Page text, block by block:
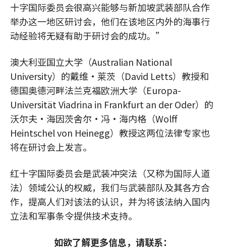
十字国际委员会很高兴能够与新加坡武装部队合作
举办这一地区研讨会，他们在该地区内外的海事行
动经验将无疑有助于研讨会的成功。”
澳大利亚国立大学（Australian National
University）的戴维•莱茨（David Letts）教授和
德国奥德河畔法兰克福欧洲大学（Europa-
Universität Viadrina in Frankfurt an der Oder）的
沃尔夫•海因茨舍尔•冯•海内格（Wolff
Heintschel von Heinegg）教授这两位法律专家也
将在研讨会上发言。
红十字国际委员会是武装冲突法（又称为国际人道
法）领域公认的权威，我们与武装部队及其各方合
作，提高人们对该法的认识，并为将该法纳入国内
立法和军事条令提供技术支持。
如欲了解更多信息，请联系：